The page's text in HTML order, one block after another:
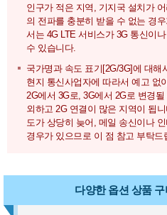
인구가 적은 지역, 기지국 설치가
의 전파를 충분히 받을 수 없는 경
서는 4G LTE 서비스가 3G 통신이
수 있습니다.
국가명과 속도 표기[2G/3G]에 대해
현지 통신사업자에 따라서 예고 없
2G에서 3G로, 3G에서 2G로 변경
외하고 2G 연결이 많은 지역이 됩
도가 상당히 늦어, 메일 송신이나
경우가 있으므로 이 점 참고 부탁드
다양한 옵션 상품 구